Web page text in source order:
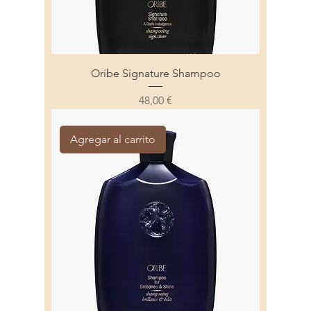
Oribe Signature Shampoo
Precio
48,00 €
Agregar al carrito